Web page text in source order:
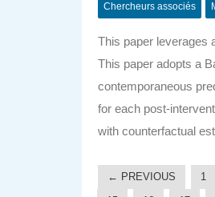
Chercheurs associés
This paper leverages
This paper adopts a
contemporaneous
for each post-
with counterfactual
← PREVIOUS 1